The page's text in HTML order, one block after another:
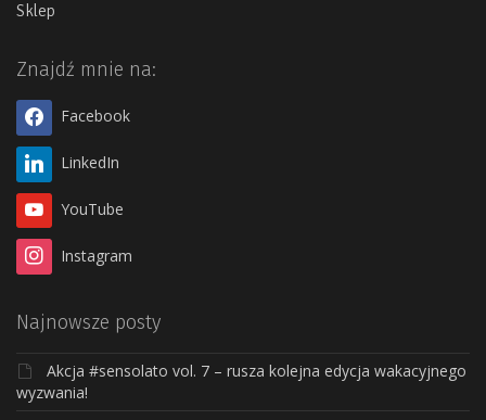
Sklep
Znajdź mnie na:
Facebook
LinkedIn
YouTube
Instagram
Najnowsze posty
Akcja #sensolato vol. 7 – rusza kolejna edycja wakacyjnego
wyzwania!